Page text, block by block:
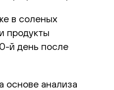
в соленых
продукты
й день после
основе анализа